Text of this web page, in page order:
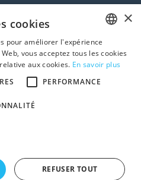
: le candidat-acquéreur
Ma-Maison.be
|Cookies
FRENCH
DUTCH
×
cookies
pour améliorer l'expérience
vous acceptez tous les cookies
aux cookies. En savoir plus
PERFORMANCE
REFUSER TOUT